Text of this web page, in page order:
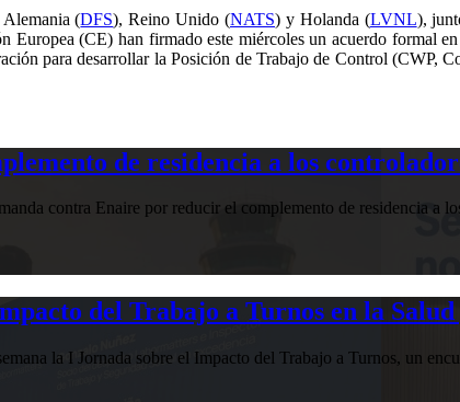
Alemania (DFS), Reino Unido (NATS) y Holanda (LVNL),
(CE) han firmado este miércoles un acuerdo formal
para desarrollar la Posición de Trabajo de Control
de residencia a los
contra Enaire por reducir el complemento de residencia a
del Trabajo a Turnos en la
la I Jornada sobre el Impacto del Trabajo a Turnos, un